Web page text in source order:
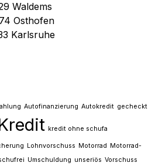
Waldems
Osthofen
Karlsruhe
Autofinanzierung Autokredit gecheckt
kredit ohne schufa
Lohnvorschuss Motorrad Motorrad-
Umschuldung unseriös Vorschuss